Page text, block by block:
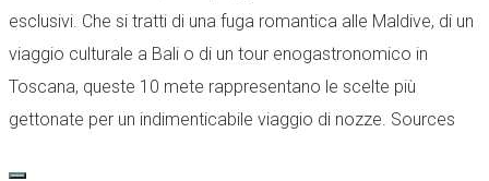
esclusivi. Che si tratti di una fuga romantica alle Maldive, di un
viaggio culturale a Bali o di un tour enogastronomico in
Toscana, queste 10 mete rappresentano le scelte più
gettonate per un indimenticabile viaggio di nozze. Sources